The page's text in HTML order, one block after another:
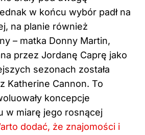
w końcu wybór padł na
na planie również
– matka Donny Martin,
przez Jordanę Caprę jako
sezonach została
Katherine Cannon. To
koncepcje
w miarę jego rosnącej
dodać, że znajomości i